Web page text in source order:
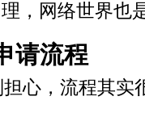
，网络世界也
请流程
心，流程其实